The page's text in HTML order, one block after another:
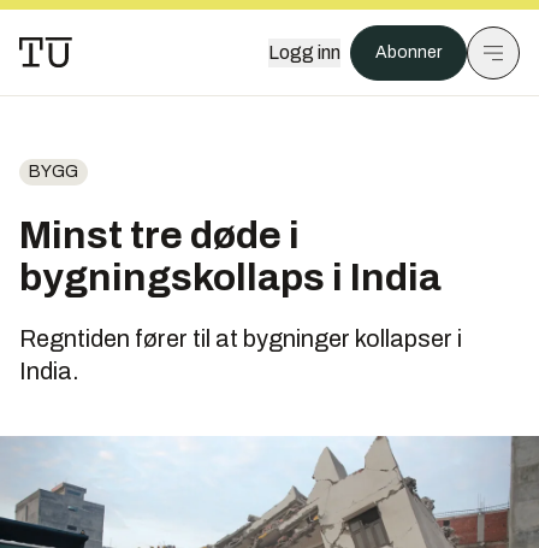
Logg inn Abonner
BYGG
Minst tre døde i
bygningskollaps i India
Regntiden fører til at bygninger kollapser i
India.